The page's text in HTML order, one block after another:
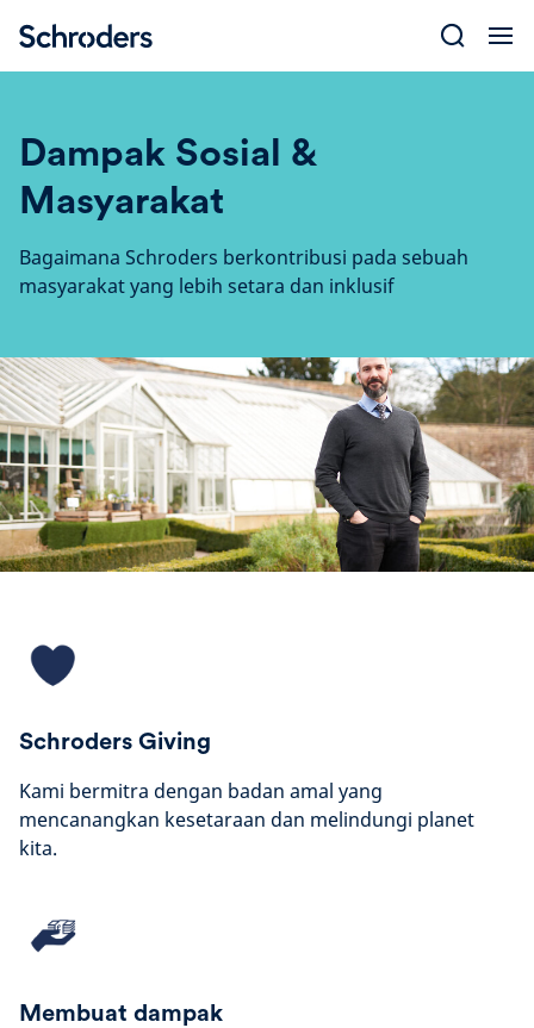
content
Dampak Sosial &
Masyarakat
Bagaimana Schroders berkontribusi pada sebuah
masyarakat yang lebih setara dan inklusif
Schroders Giving
Kami bermitra dengan badan amal yang
mencanangkan kesetaraan dan melindungi planet
kita.
Membuat dampak